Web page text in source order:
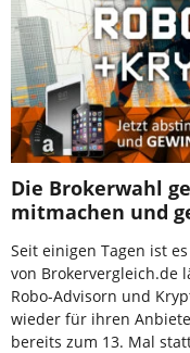
Die Brokerwahl
mitmachen und
Seit einigen Tagen ist
von Brokervergleich.de
Robo-Advisorn und
wieder für ihren
bereits zum 13. Mal